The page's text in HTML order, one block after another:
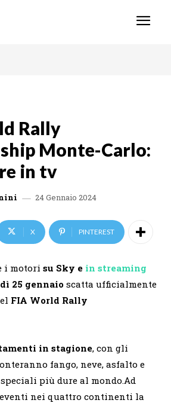
Rally
Monte-Carlo:
in tv
24 Gennaio 2024
X PINTEREST
i motori su Sky e in streaming
25 gennaio scatta ufficialmente
FIA World Rally
in stagione, con gli
fango, neve, asfalto e
più dure al mondo.Ad
nei quattro continenti la